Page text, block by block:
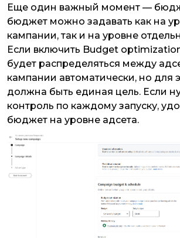
Еще один важный момент —
бюджет можно задавать как на
кампании, так и на уровне
Если включить Budget
будет распределяться между
кампании автоматически, но для
должна быть единая цель. Если
контроль по каждому запуску,
бюджет на уровне адсета.